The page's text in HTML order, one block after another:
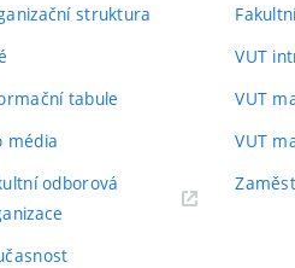
struktura
tabule
média
odborová
VUT
VUT
VUT